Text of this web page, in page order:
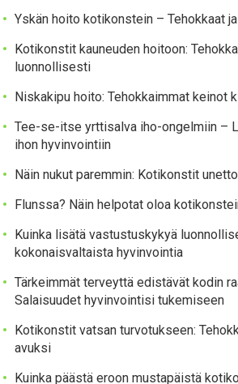
Yskän hoito kotikonstein – Tehokkaat
Kotikonstit kauneuden hoitoon:
luonnollisesti
Niskakipu hoito: Tehokkaimmat keinot
Tee-se-itse yrttisalva iho-ongelmiin –
ihon hyvinvointiin
Näin nukut paremmin: Kotikonstit
Flunssa? Näin helpotat oloa
Kuinka lisätä vastustuskykyä
kokonaisvaltaista hyvinvointia
Tärkeimmät terveyttä edistävät kodin
Salaisuudet hyvinvointisi tukemiseen
Kotikonstit vatsan turvotukseen:
avuksi
Kuinka päästä eroon mustapäistä